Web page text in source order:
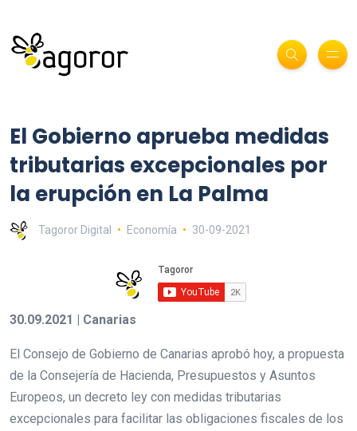
El Gobierno aprueba medidas
tributarias excepcionales por
la erupción en La Palma
Tagoror Digital Economía 30-09-2021
30.09.2021 | Canarias
El Consejo de Gobierno de Canarias aprobó hoy, a propuesta
de la Consejería de Hacienda, Presupuestos y Asuntos
Europeos, un decreto ley con medidas tributarias
excepcionales para facilitar las obligaciones fiscales de los